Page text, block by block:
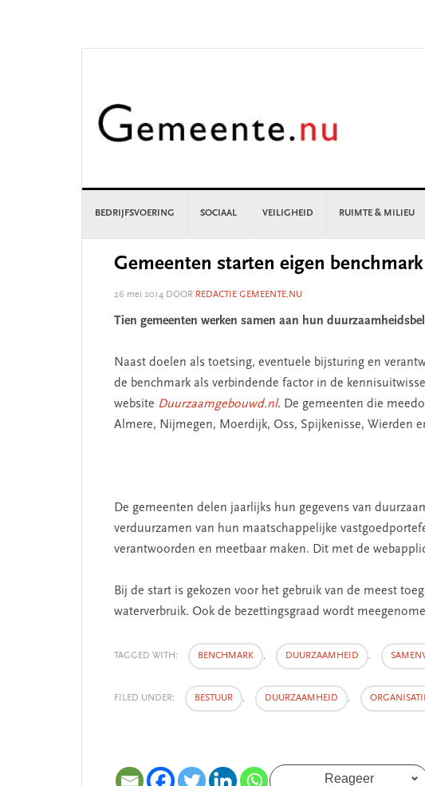
BEDRIJFSVOERING SOCIAAL VEILIGHEID RUIMTE & MILIEU
Gemeenten starten eigen
26 mei 2014 DOOR REDACTIE GEMEENTE.NU
Tien gemeenten werken samen aan hun
Naast doelen als toetsing, eventuele bijsturing en
de benchmark als verbindende factor in de
website Duurzaamgebouwd.nl. De gemeenten die
Almere, Nijmegen, Moerdijk, Oss, Spijkenisse, Wierden
De gemeenten delen jaarlijks hun gegevens van
verduurzamen van hun maatschappelijke
verantwoorden en meetbaar maken. Dit met de
Bij de start is gekozen voor het gebruik van de meest
waterverbruik. Ook de bezettingsgraad wordt
TAGGED WITH: BENCHMARK , DUURZAAMHEID ,
FILED UNDER: BESTUUR , DUURZAAMHEID ,
Reageer